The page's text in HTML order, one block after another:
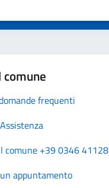
frequenti
comune +39 0346 41128
appuntamento